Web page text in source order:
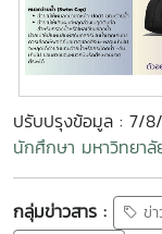
ปรับปรุงข้อมูล : 7/8/
นักศึกษา มหาวิทยาลั
กลุ่มข่าวสาร : ข่